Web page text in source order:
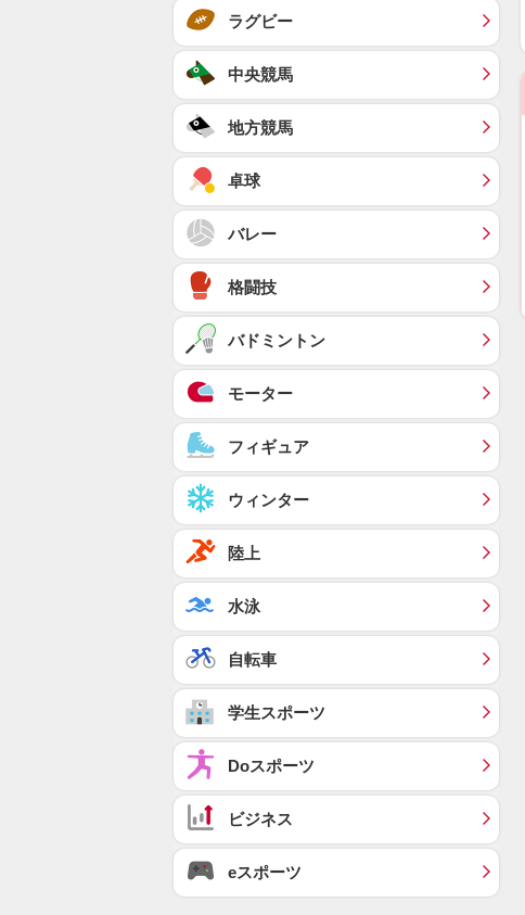
ラグビー
中央競馬
地方競馬
卓球
バレー
格闘技
バドミントン
モーター
フィギュア
ウィンター
陸上
水泳
自転車
学生スポーツ
Doスポーツ
ビジネス
eスポーツ